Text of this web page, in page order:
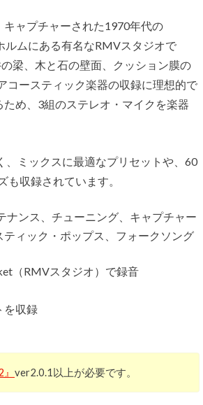
ャプチャーされた1970年代の
ルムにある有名なRMVスタジオで
梁、木と石の壁面、クッション膜の
コースティック楽器の収録に理想的で
め、3組のステレオ・マイクを楽器
、ミックスに最適なプリセットや、60
収録されています。
ナンス、チューニング、キャプチャー
ィック・ポップス、フォークソング
（RMVスタジオ）で録音
を収録
』ver2.0.1以上が必要です。